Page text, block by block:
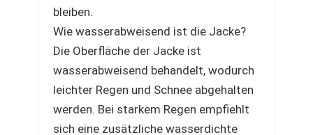
bleiben.
Wie wasserabweisend ist die Jacke?
Die Oberfläche der Jacke ist
wasserabweisend behandelt, wodurch
leichter Regen und Schnee abgehalten
werden. Bei starkem Regen empfiehlt
sich eine zusätzliche wasserdichte